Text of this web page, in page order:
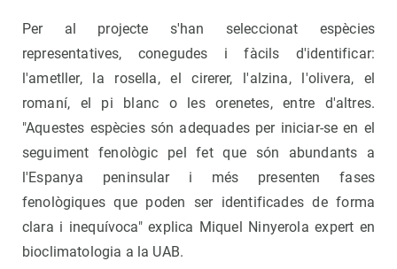
Per al projecte s'han seleccionat espècies
representatives, conegudes i fàcils d'identificar:
l'ametller, la rosella, el cirerer, l'alzina, l'olivera, el
romaní, el pi blanc o les orenetes, entre d'altres.
"Aquestes espècies són adequades per iniciar-se en el
seguiment fenològic pel fet que són abundants a
l'Espanya peninsular i més presenten fases
fenològiques que poden ser identificades de forma
clara i inequívoca" explica Miquel Ninyerola expert en
bioclimatologia a la UAB.